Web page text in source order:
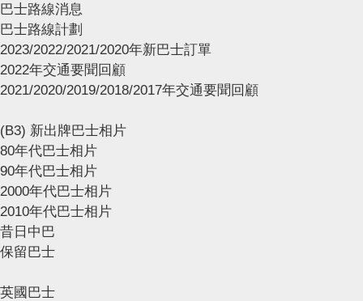
巴士路線消息
巴士路線計劃
2023/2022/2021/2020年新巴士訂單
2022年交通要聞回顧
2021/2020/2019/2018/2017年交通要聞回顧
(B3) 新出牌巴士相片
80年代巴士相片
90年代巴士相片
2000年代巴士相片
2010年代巴士相片
昔日中巴
保留巴士
英國巴士